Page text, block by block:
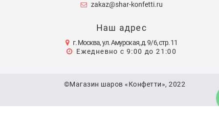
zakaz@shar-konfetti.ru
Наш адрес
г. Москва, ул. Амурская, д. 9/6, стр. 11
Ежедневно с 9:00 до 21:00
©Магазин шаров «Конфетти», 2022